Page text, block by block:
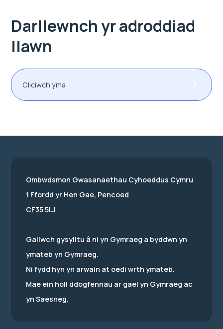
Darllewnch yr adroddiad
llawn
Cliciwch yma
Ombwdsmon Gwasanaethau Cyhoeddus Cymru
1 Ffordd yr Hen Gae, Pencoed
CF35 5LJ
Gallwch gysylltu â ni yn Gymraeg a byddwn yn
ymateb yn Gymraeg.
Ni fydd hyn yn arwain at oedi wrth ymateb.
Mae ein holl ddogfennau ar gael yn Gymraeg ac
yn Saesneg.